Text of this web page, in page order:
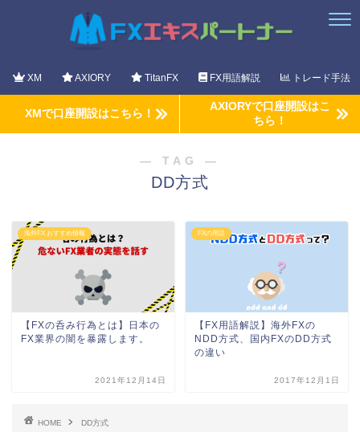
XM AXIORY TitanFX FX用語解説 トレード手法
XMで口座開設はこちら！
AXIORYで口座開設はこ
ちら！
― TAG ―
DD方式
海外FX おすすめ情報
【FXの呑み行為とは】日本の
FX業界の闇を暴露します。
2021年12月14日
FXの用語
【FX用語解説】海外FXの
NDD方式、国内FXのDD方式
の違い
2017年12月1日
HOME DD方式